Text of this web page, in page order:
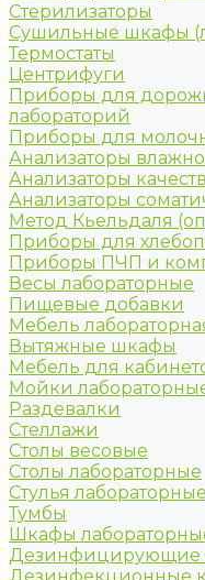
Стерилизаторы
Сушильные шкафы
Термостаты
Центрифуги
Приборы для
лабораторий
Приборы для
Анализаторы
Анализаторы
Анализаторы
Метод Кьельдаля
Приборы для
Приборы ПЧП и
Весы лабораторные
Пищевые добавки
Мебель
Вытяжные шкафы
Мебель для
Мойки
Раздевалки
Стеллажи
Столы весовые
Столы лабораторные
Стулья лабораторные
Тумбы
Шкафы
Дезинфицирующие